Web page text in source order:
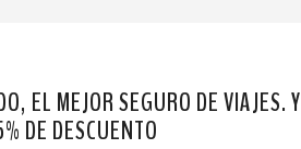
EL MEJOR SEGURO DE VIAJES. Y
DE DESCUENTO